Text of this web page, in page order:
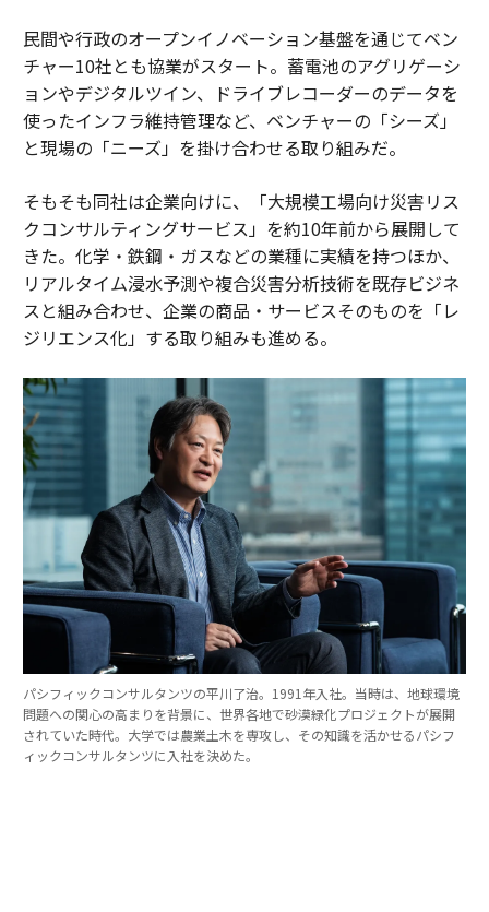
民間や行政のオープンイノベーション基盤を通じてベン
チャー10社とも協業がスタート。蓄電池のアグリゲーシ
ョンやデジタルツイン、ドライブレコーダーのデータを
使ったインフラ維持管理など、ベンチャーの「シーズ」
と現場の「ニーズ」を掛け合わせる取り組みだ。
そもそも同社は企業向けに、「大規模工場向け災害リス
クコンサルティングサービス」を約10年前から展開して
きた。化学・鉄鋼・ガスなどの業種に実績を持つほか、
リアルタイム浸水予測や複合災害分析技術を既存ビジネ
スと組み合わせ、企業の商品・サービスそのものを「レ
ジリエンス化」する取り組みも進める。
パシフィックコンサルタンツの平川了治。1991年入社。当時は、地球環境
問題への関心の高まりを背景に、世界各地で砂漠緑化プロジェクトが展開
されていた時代。大学では農業土木を専攻し、その知識を活かせるパシフ
ィックコンサルタンツに入社を決めた。